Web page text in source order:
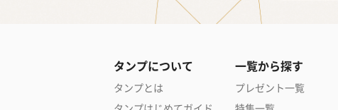
タンプについて
タンプとは
一覧から探す
プレゼント一覧